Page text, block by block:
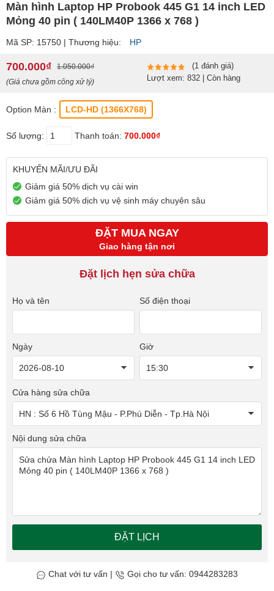
Màn hình Laptop HP Probook 445 G1 14 inch LED
Mỏng 40 pin ( 140LM40P 1366 x 768 )
Mã SP: 15750 | Thương hiệu: HP
700.000₫
1.050.000₫
(Giá chưa gồm công xử lý)
(1 đánh giá)
Lượt xem: 832 | Còn hàng
Option Màn : LCD-HD (1366X768)
Số lượng: Thanh toán: 700.000₫
KHUYẾN MÃI/ƯU ĐÃI
Giảm giá 50% dịch vụ cài win
Giảm giá 50% dịch vụ vệ sinh máy chuyên sâu
ĐẶT MUA NGAY
Giao hàng tận nơi
Đặt lịch hẹn sửa chữa
Họ và tên Số điện thoại
Ngày Giờ
Cửa hàng sửa chữa
Nội dung sửa chữa
ĐẶT LỊCH
Chat với tư vấn | Gọi cho tư vấn: 0944283283